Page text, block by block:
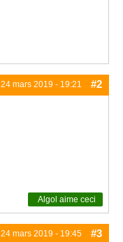
24 mars 2019 - 19:21 #2
Algol aime ceci
24 mars 2019 - 19:45 #3